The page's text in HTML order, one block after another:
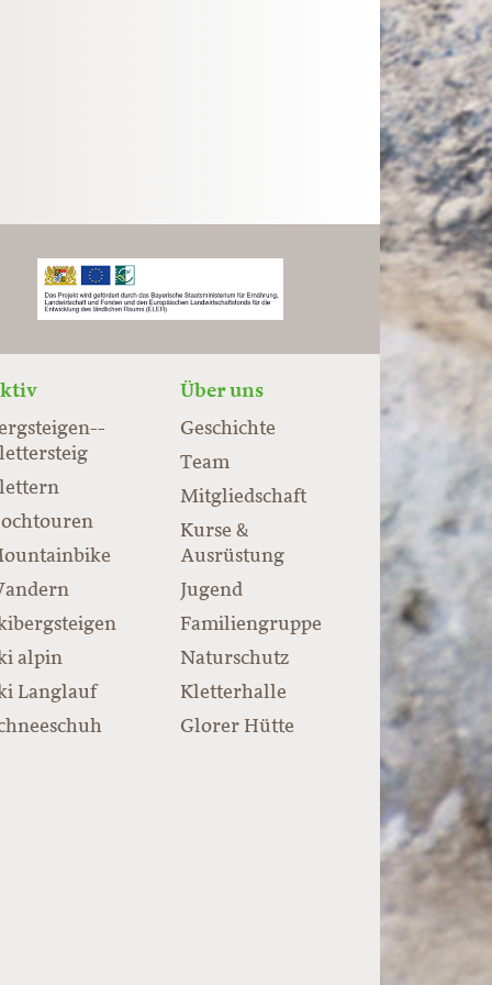
alpin
Langlauf
Über uns
Geschichte
Team
Mitgliedschaft
Kurse &
Ausrüstung
Jugend
Familiengruppe
Naturschutz
Kletterhalle
Glorer Hütte